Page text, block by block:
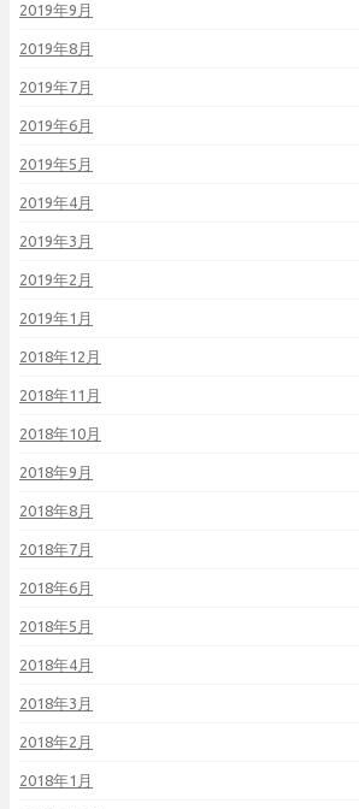
2019年9月
2019年8月
2019年7月
2019年6月
2019年5月
2019年4月
2019年3月
2019年2月
2019年1月
2018年12月
2018年11月
2018年10月
2018年9月
2018年8月
2018年7月
2018年6月
2018年5月
2018年4月
2018年3月
2018年2月
2018年1月